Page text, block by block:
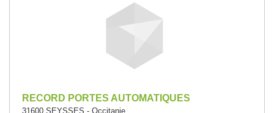
RECORD PORTES AUTOMATIQUES
31600 SEYSSES - Occitanie